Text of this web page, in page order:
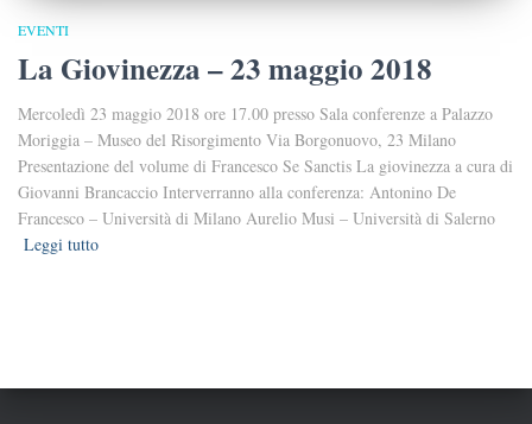
EVENTI
La Giovinezza – 23 maggio 2018
Mercoledì 23 maggio 2018 ore 17.00 presso Sala conferenze a Palazzo
Moriggia – Museo del Risorgimento Via Borgonuovo, 23 Milano
Presentazione del volume di Francesco Se Sanctis La giovinezza a cura di
Giovanni Brancaccio Interverranno alla conferenza: Antonino De
Francesco – Università di Milano Aurelio Musi – Università di Salerno
Leggi tutto